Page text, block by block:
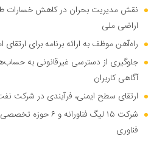
نقش مدیریت بحران در کاهش خسارات
اراضی ملی
راه‌آهن موظف به ارائه برنامه برای
جلوگیری از دسترسی غیرقانونی به
آگاهی کاربران
ارتقای سطح ایمنی، فرآیندی در شرکت
شرکت ۱۵ لیگ
فناوری